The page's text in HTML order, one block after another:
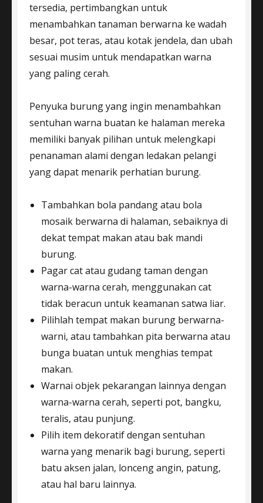
tersedia, pertimbangkan untuk
menambahkan tanaman berwarna ke wadah
besar, pot teras, atau kotak jendela, dan ubah
sesuai musim untuk mendapatkan warna
yang paling cerah.
Penyuka burung yang ingin menambahkan
sentuhan warna buatan ke halaman mereka
memiliki banyak pilihan untuk melengkapi
penanaman alami dengan ledakan pelangi
yang dapat menarik perhatian burung.
Tambahkan bola pandang atau bola
mosaik berwarna di halaman, sebaiknya di
dekat tempat makan atau bak mandi
burung.
Pagar cat atau gudang taman dengan
warna-warna cerah, menggunakan cat
tidak beracun untuk keamanan satwa liar.
Pilihlah tempat makan burung berwarna-
warni, atau tambahkan pita berwarna atau
bunga buatan untuk menghias tempat
makan.
Warnai objek pekarangan lainnya dengan
warna-warna cerah, seperti pot, bangku,
teralis, atau punjung.
Pilih item dekoratif dengan sentuhan
warna yang menarik bagi burung, seperti
batu aksen jalan, lonceng angin, patung,
atau hal baru lainnya.